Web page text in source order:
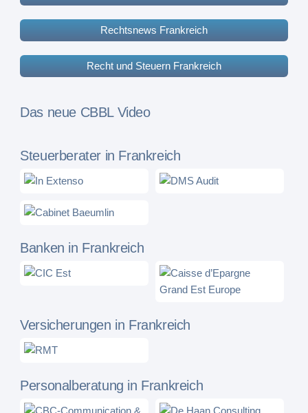
Rechtsnews Frankreich
Recht und Steuern Frankreich
Das neue CBBL Video
Steuerberater in Frankreich
Banken in Frankreich
Versicherungen in Frankreich
Personalberatung in Frankreich